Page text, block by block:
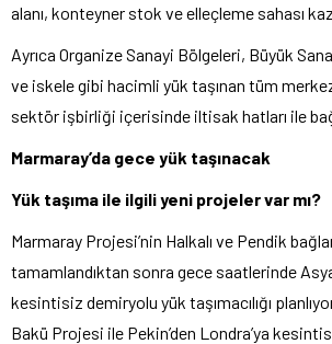
alanı, konteyner stok ve elleçleme sahası
Ayrıca Organize Sanayi Bölgeleri, Büyük
ve iskele gibi hacimli yük taşınan tüm
sektör işbirliği içerisinde iltisak hatları ile
Marmaray’da gece yük taşınacak
Yük taşıma ile ilgili yeni projeler var mı?
Marmaray Projesi’nin Halkalı ve Pendik
tamamlandıktan sonra gece saatlerinde
kesintisiz demiryolu yük taşımacılığı
Bakü Projesi ile Pekin’den Londra’ya